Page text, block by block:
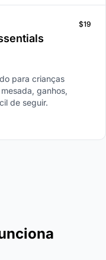
$19
para crianças
ganhos,
de seguir.